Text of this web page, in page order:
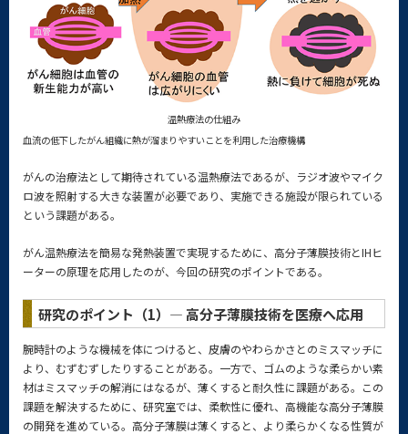
温熱療法の仕組み
血流の低下したがん組織に熱が溜まりやすいことを利用した治療機構
がんの治療法として期待されている温熱療法であるが、ラジオ波やマイク
ロ波を照射する大きな装置が必要であり、実施できる施設が限られている
という課題がある。
がん温熱療法を簡易な発熱装置で実現するために、高分子薄膜技術とIHヒ
ーターの原理を応用したのが、今回の研究のポイントである。
研究のポイント（1）— 高分子薄膜技術を医療へ応用
腕時計のような機械を体につけると、皮膚のやわらかさとのミスマッチに
より、むずむずしたりすることがある。一方で、ゴムのような柔らかい素
材はミスマッチの解消にはなるが、薄くすると耐久性に課題がある。この
課題を解決するために、研究室では、柔軟性に優れ、高機能な高分子薄膜
の開発を進めている。高分子薄膜は薄くすると、より柔らかくなる性質が